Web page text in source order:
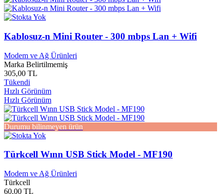
Ceviz Kabuğu Yayınları 0
Çevre ve Şehircilik Bakanlığı
Chiviyazıları Yayınevi
Churchill Livingstone
Çiçek Yayınları
Cihan Yayınları
Çile Yayınları
Çilek Yayınları
Cin Ali Yayınları 0
Çin Malı Tablet 0
Cinemascope Yayınları 0
Çizgi Yayınları
0
Çınar Çocuk yayınları
Kablosuz-n Mini Router - 300 mbps Lan + Wifi
Modem ve Ağ Ürünleri
Marka Belirtilmemiş
305,00 TL
Tükendi
Hızlı Görünüm
Hızlı Görünüm
Durumu bilinmeyen ürün
Türkcell Wınn USB Stick Model - MF190
Modem ve Ağ Ürünleri
Türkcell
60,00 TL